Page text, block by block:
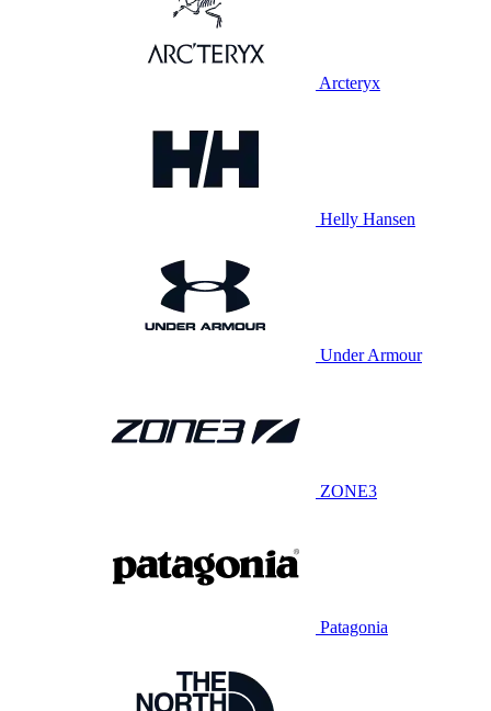
Arcteryx
Helly Hansen
Under Armour
ZONE3
Patagonia